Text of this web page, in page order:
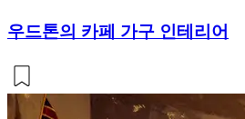
우드톤의 카페 가구 인테리어